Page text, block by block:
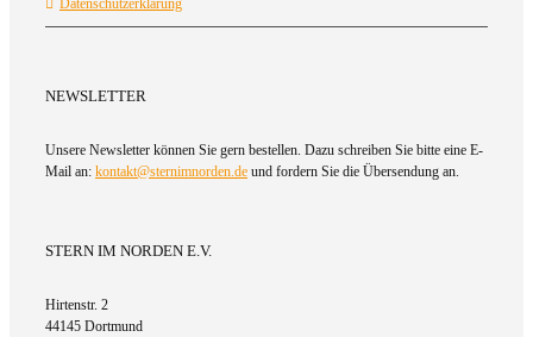
Datenschutzerklärung
NEWSLETTER
Unsere Newsletter können Sie gern bestellen. Dazu schreiben Sie bitte eine E-
Mail an: kontakt@sternimnorden.de und fordern Sie die Übersendung an.
STERN IM NORDEN E.V.
Hirtenstr. 2
44145 Dortmund